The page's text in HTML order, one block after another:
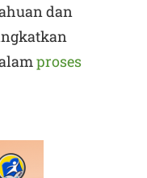
dan
proses